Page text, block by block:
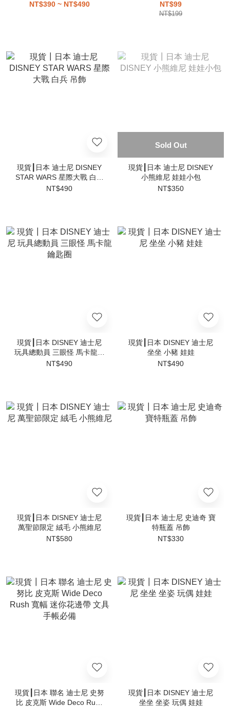
郡貓 娃衣 披肩 造型外衣
NT$390 ~ NT$490 熊抱哥 草莓熊 便條紙
NT$99
NT$199
現貨┃日本 迪士尼 DISNEY
STAR WARS 星際大戰 白兵
吊飾
NT$490
Sold Out
現貨┃日本 迪士尼 DISNEY
小熊維尼 娃娃小包
NT$350
現貨┃日本 DISNEY 迪士尼
玩具總動員 三眼怪 馬卡龍鑰
匙圈
NT$490
現貨┃日本 DISNEY 迪士尼
坐坐 小豬 娃娃
NT$490
現貨┃日本 DISNEY 迪士尼
萬聖節限定 絨毛 小熊維尼
NT$580
現貨┃日本 迪士尼 史迪奇 寶
特瓶蓋 吊飾
NT$330
現貨┃日本 聯名 迪士尼 史努
比 皮克斯 Wide Deco Rush
現貨┃日本 DISNEY 迪士尼
坐坐 坐姿 玩偶 娃娃